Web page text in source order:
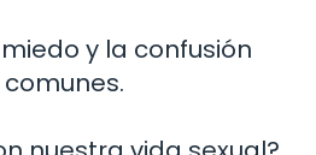
y la confusión